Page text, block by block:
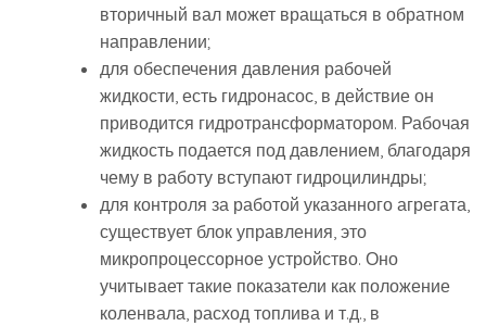
вторичный вал может вращаться в обратном
направлении;
для обеспечения давления рабочей
жидкости, есть гидронасос, в действие он
приводится гидротрансформатором. Рабочая
жидкость подается под давлением, благодаря
чему в работу вступают гидроцилиндры;
для контроля за работой указанного агрегата,
существует блок управления, это
микропроцессорное устройство. Оно
учитывает такие показатели как положение
коленвала, расход топлива и т.д., в